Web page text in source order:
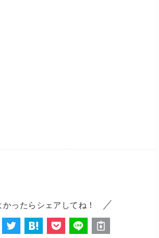
かったらシェアしてね！